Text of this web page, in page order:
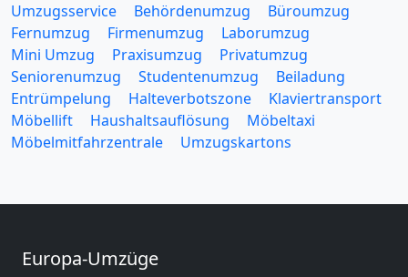
Umzugsservice Behördenumzug
Büroumzug
Fernumzug
Firmenumzug
Laborumzug
Mini Umzug
Praxisumzug
Privatumzug
Seniorenumzug
Studentenumzug
Beiladung
Entrümpelung
Halteverbotszone
Klaviertransport
Möbellift
Haushaltsauflösung
Möbeltaxi
Möbelmitfahrzentrale
Umzugskartons
Europa-Umzüge